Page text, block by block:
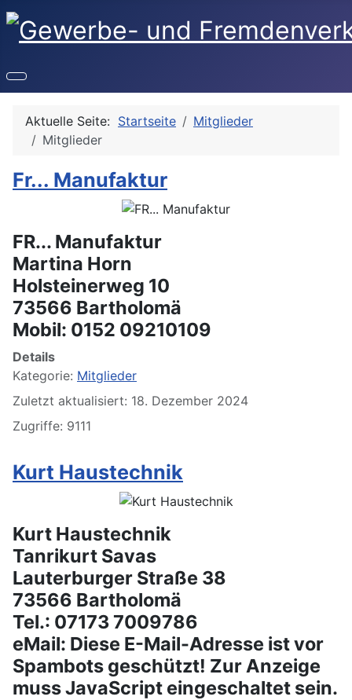
Aktuelle Seite: Startseite
Mitglieder
Mitglieder
Fr... Manufaktur
FR... Manufaktur
Martina Horn
Holsteinerweg 10
73566 Bartholomä
Mobil: 0152 09210109
Details
Kategorie: Mitglieder
Zuletzt aktualisiert: 18. Dezember 2024
Zugriffe: 9111
Kurt Haustechnik
Kurt Haustechnik
Tanrikurt Savas
Lauterburger Straße 38
73566 Bartholomä
Tel.: 07173 7009786
eMail: Diese E-Mail-Adresse ist vor
Spambots geschützt! Zur Anzeige
muss JavaScript eingeschaltet sein.